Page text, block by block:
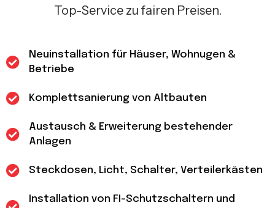
Top-Service zu fairen Preisen.
Neuinstallation für Häuser, Wohnugen &
Betriebe
Komplettsanierung von Altbauten
Austausch & Erweiterung bestehender
Anlagen
Steckdosen, Licht, Schalter, Verteilerkästen
Installation von FI-Schutzschaltern und